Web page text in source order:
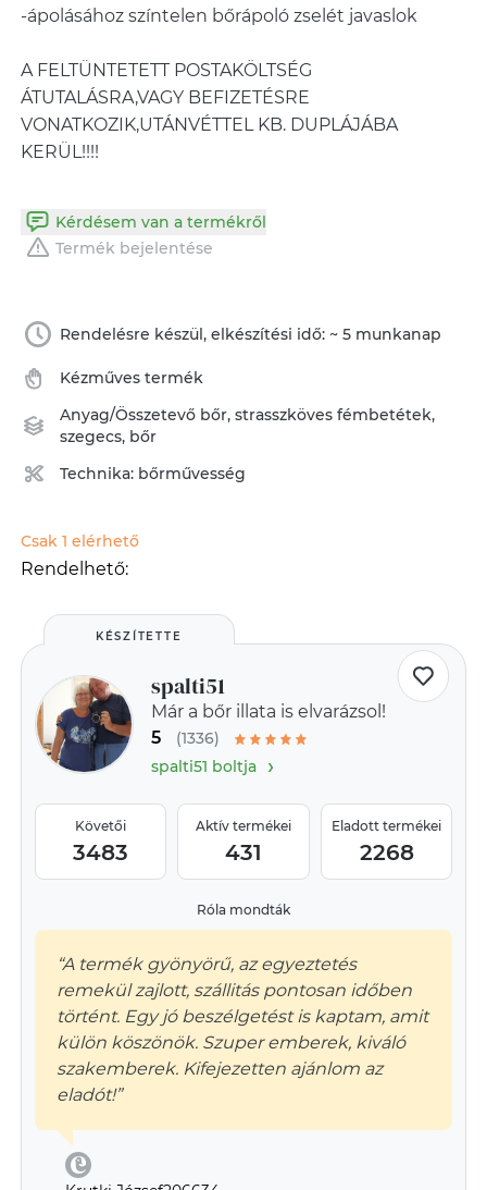
-ápolásához színtelen bőrápoló zselét javaslok
A FELTÜNTETETT POSTAKÖLTSÉG
ÁTUTALÁSRA,VAGY BEFIZETÉSRE
VONATKOZIK,UTÁNVÉTTEL KB. DUPLÁJÁBA
KERÜL!!!!
Kérdésem van a termékről
Termék bejelentése
Rendelésre készül, elkészítési idő: ~ 5 munkanap
Kézműves termék
Anyag/Összetevő bőr,strasszköves fémbetétek,
szegecs, bőr
Technika: bőrművesség
Csak 1 elérhető
Rendelhető:
KÉSZÍTETTE
spalti51
Már a bőr illata is elvarázsol!
5
(1336)
spalti51 boltja›
Követői
3483
Aktív termékei
431
Eladott termékei
2268
Róla mondták
“A termék gyönyörű, az egyeztetés
remekül zajlott, szállitás pontosan időben
történt. Egy jó beszélgetést is kaptam, amit
külön köszönök. Szuper emberek, kiváló
szakemberek. Kifejezetten ajánlom az
eladót!”